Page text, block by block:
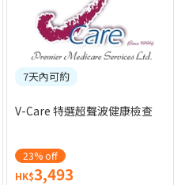
7天內可約
V-Care 特選超聲波健康檢查
23% off
HK$3,493